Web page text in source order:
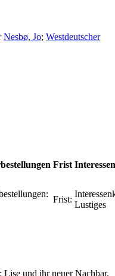
Nesbø, Jo; Westdeutscher
Frist
Frist:
Lustiges
und ihr neuer Nachbar,